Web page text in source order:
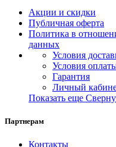
Акции и скидки
Публичная оферта
Политика в
данных
Условия
Условия
Гарантия
Личный
Показать еще
Партнерам
Контакты